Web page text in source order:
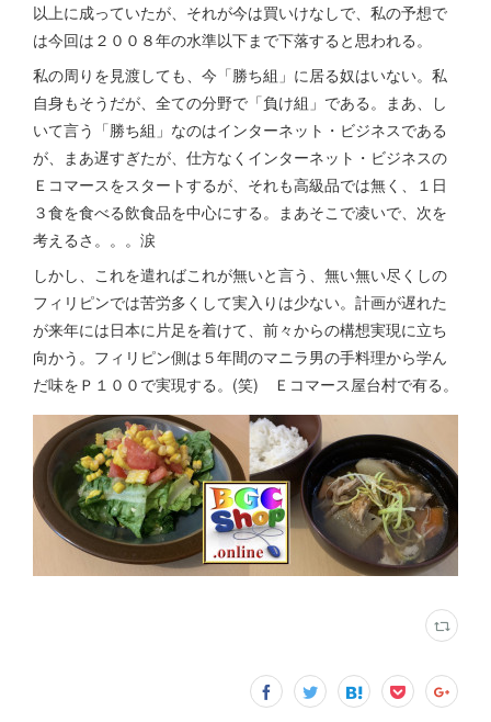
以上に成っていたが、それが今は買いけなしで、私の予想で
は今回は２００８年の水準以下まで下落すると思われる。
私の周りを見渡しても、今「勝ち組」に居る奴はいない。私
自身もそうだが、全ての分野で「負け組」である。まあ、し
いて言う「勝ち組」なのはインターネット・ビジネスである
が、まあ遅すぎたが、仕方なくインターネット・ビジネスの
Ｅコマースをスタートするが、それも高級品では無く、１日
３食を食べる飲食品を中心にする。まあそこで凌いで、次を
考えるさ。。。涙
しかし、これを遣ればこれが無いと言う、無い無い尽くしの
フィリピンでは苦労多くして実入りは少ない。計画が遅れた
が来年には日本に片足を着けて、前々からの構想実現に立ち
向かう。フィリピン側は５年間のマニラ男の手料理から学ん
だ味をＰ１００で実現する。(笑) Ｅコマース屋台村で有る。